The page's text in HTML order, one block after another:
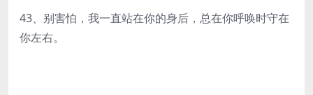
43、别害怕，我一直站在你的身后，总在你呼唤时守在
你左右。